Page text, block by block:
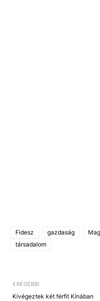
Fidesz gazdaság
társadalom
RÉGEBBI
Kivégeztek két férfit Kínában